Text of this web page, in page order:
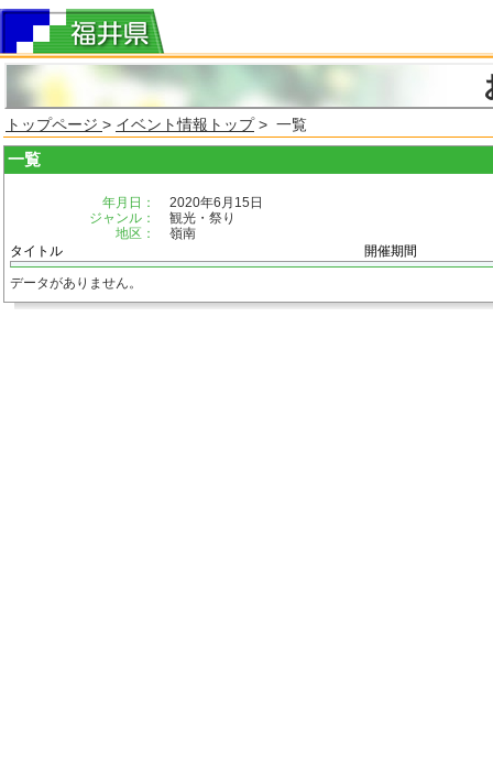
トップページ > イベント情報トップ> 一覧
一覧
年月日：
2020年6月15日
ジャンル：
観光・祭り
地区：
嶺南
タイトル
開催期間
データがありません。